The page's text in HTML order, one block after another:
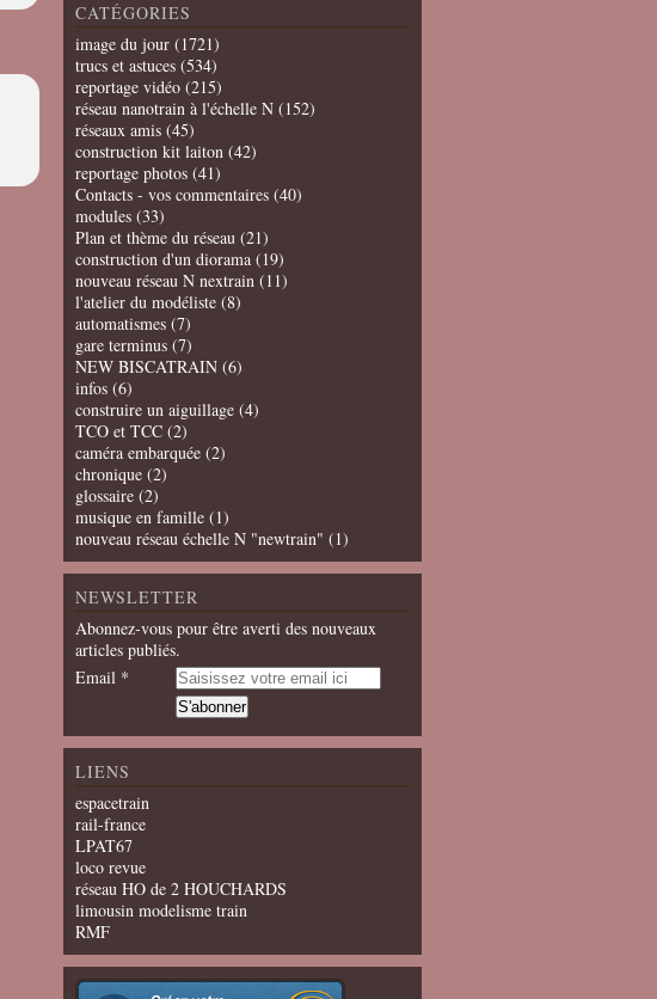
CATÉGORIES
image du jour (1721)
trucs et astuces (534)
reportage vidéo (215)
réseau nanotrain à l'échelle N (152)
réseaux amis (45)
construction kit laiton (42)
reportage photos (41)
Contacts - vos commentaires (40)
modules (33)
Plan et thème du réseau (21)
construction d'un diorama (19)
nouveau réseau N nextrain (11)
l'atelier du modéliste (8)
automatismes (7)
gare terminus (7)
NEW BISCATRAIN (6)
infos (6)
construire un aiguillage (4)
TCO et TCC (2)
caméra embarquée (2)
chronique (2)
glossaire (2)
musique en famille (1)
nouveau réseau échelle N "newtrain" (1)
NEWSLETTER
Abonnez-vous pour être averti des nouveaux
articles publiés.
Email
LIENS
espacetrain
rail-france
LPAT67
loco revue
réseau HO de 2 HOUCHARDS
limousin modelisme train
RMF